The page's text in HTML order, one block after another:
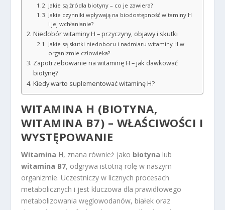
Jakie są źródła biotyny – co je zawiera?
Jakie czynniki wpływają na biodostępność witaminy H
i jej wchłanianie?
Niedobór witaminy H – przyczyny, objawy i skutki
Jakie są skutki niedoboru i nadmiaru witaminy H w
organizmie człowieka?
Zapotrzebowanie na witaminę H – jak dawkować
biotynę?
Kiedy warto suplementować witaminę H?
WITAMINA H (BIOTYNA,
WITAMINA B7) – WŁAŚCIWOŚCI I
WYSTĘPOWANIE
Witamina H, znana również jako biotyna lub
witamina B7, odgrywa istotną rolę w naszym
organizmie. Uczestniczy w licznych procesach
metabolicznych i jest kluczowa dla prawidłowego
metabolizowania węglowodanów, białek oraz